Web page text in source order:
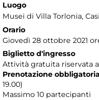
Luogo
Musei di Villa Torlonia,
Orario
Giovedì 28 ottobre 2021
Biglietto d'ingresso
Attività gratuita riservata
Prenotazione obbligatoria
19.00)
Massimo 10 partecipanti